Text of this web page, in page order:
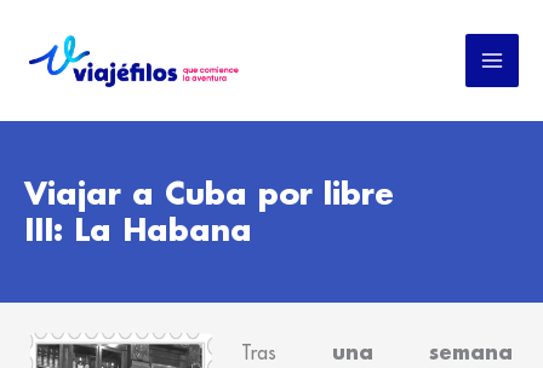
Viajar a Cuba por libre
III: La Habana
Tras una semana